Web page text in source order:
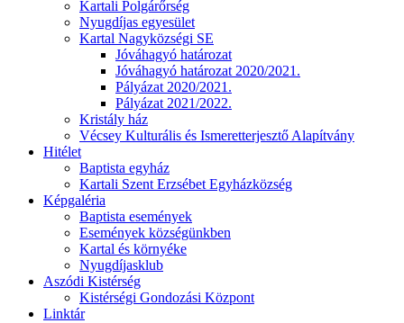
Kartali Polgárőrség
Nyugdíjas egyesület
Kartal Nagyközségi SE
Jóváhagyó határozat
Jóváhagyó határozat 2020/2021.
Pályázat 2020/2021.
Pályázat 2021/2022.
Kristály ház
Vécsey Kulturális és Ismeretterjesztő Alapítvány
Hitélet
Baptista egyház
Kartali Szent Erzsébet Egyházközség
Képgaléria
Baptista események
Események községünkben
Kartal és környéke
Nyugdíjasklub
Aszódi Kistérség
Kistérségi Gondozási Központ
Linktár